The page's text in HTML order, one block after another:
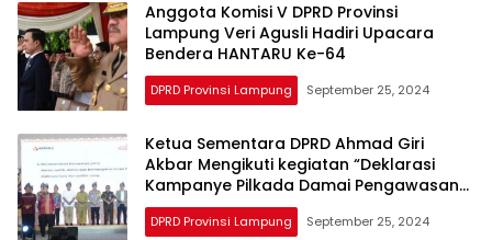
Anggota Komisi V DPRD Provinsi
Lampung Veri Agusli Hadiri Upacara
Bendera HANTARU Ke-64
DPRD Provinsi Lampung September 25, 2024
Ketua Sementara DPRD Ahmad Giri
Akbar Mengikuti kegiatan “Deklarasi
Kampanye Pilkada Damai Pengawasan
Pilgub dan Wagub di Provinsi Lampung
Tahun 2024”
DPRD Provinsi Lampung September 25, 2024